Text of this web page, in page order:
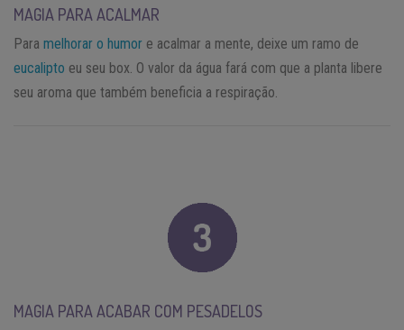
MAGIA PARA ACALMAR
Para melhorar o humor e acalmar a mente, deixe um ramo de
eucalipto eu seu box. O valor da água fará com que a planta libere
seu aroma que também beneficia a respiração.
MAGIA PARA ACABAR COM PESADELOS